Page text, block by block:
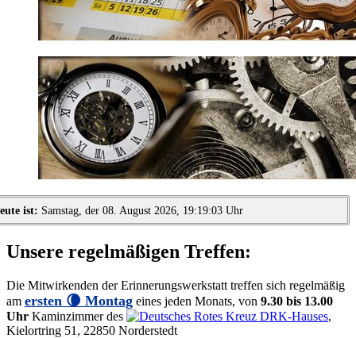
ist: Samstag, der 08. August 2026, 19:19:03 Uhr
Unsere regelmäßigen Treffen:
Die Mitwirkenden der Erinnerungswerkstatt treffen sich regelmäßig
am ersten 🌘 Montag eines jeden Monats, von 9.30 bis 13.00
Uhr Kaminzimmer des DRK-Hauses,
Kielortring 51, 22850 Norderstedt